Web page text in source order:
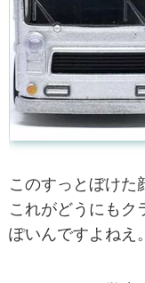
このすっとぼけた
これがどうにもク
ぽいんですよねえ。